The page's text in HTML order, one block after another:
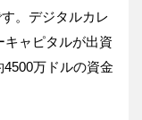
。デジタルカレ
キャピタルが出資
万ドルの資金